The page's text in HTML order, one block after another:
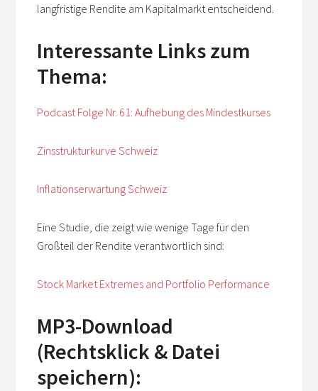
langfristige Rendite am Kapitalmarkt entscheidend.
Interessante Links zum
Thema:
Podcast Folge Nr. 61: Aufhebung des Mindestkurses
Zinsstrukturkurve Schweiz
Inflationserwartung Schweiz
Eine Studie, die zeigt wie wenige Tage für den
Großteil der Rendite verantwortlich sind:
Stock Market Extremes and Portfolio Performance
MP3-Download
(Rechtsklick & Datei
speichern):